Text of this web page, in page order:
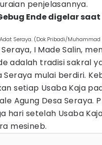
penjelasannya.
Ende digelar
Seraya. (Dok.Pribadi/
I Made Salin,
adalah tradisi sakral
Seraya mulai berdiri.
setiap Usaba Kaja
Agung Desa Seraya.
hari setelah Usaba
mesineb.